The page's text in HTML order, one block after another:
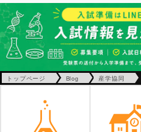
トップページ Blog 産学協同